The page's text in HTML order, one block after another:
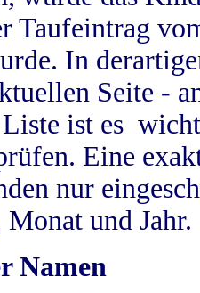
Taufeintrag
In
Seite -
ist es
Eine
nur
und Jahr.
Namen